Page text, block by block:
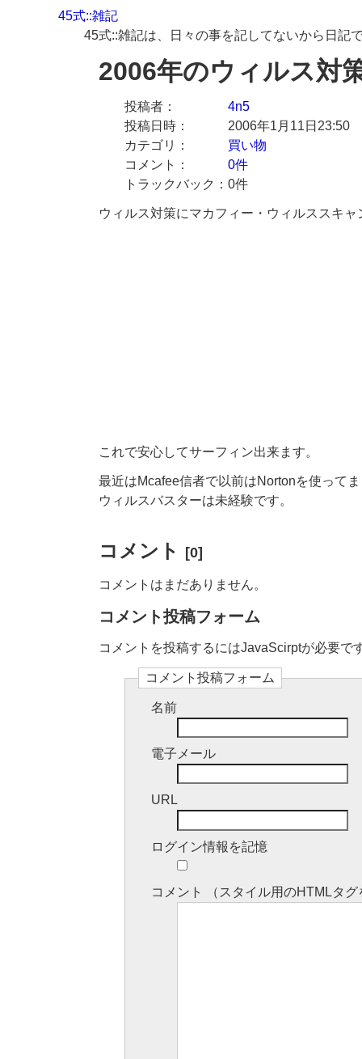
45式::雑記
45式::雑記は、日々の事を記してないから日記
2006年のウィルス対
投稿者
4n5
投稿日時
2006年1月11日23:50
カテゴリ
買い物
コメント
0件
トラックバック
0件
ウィルス対策にマカフィー・ウィルススキ
これで安心してサーフィン出来ます。
最近はMcafee信者で以前はNortonを使って
ウィルスバスターは未経験です。
コメント [0]
コメントはまだありません。
コメント投稿フォーム
コメントを投稿するにはJavaScirptが必要
コメント投稿フォーム
名前
電子メール
URL
ログイン情報を記憶
コメント （スタイル用のHTML